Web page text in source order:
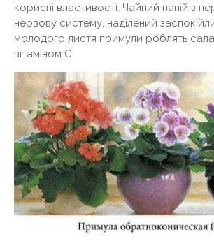
корисні властивості. Чайний напій з
нервову систему, наділений
молодого листя примули роблять
вітаміном С.